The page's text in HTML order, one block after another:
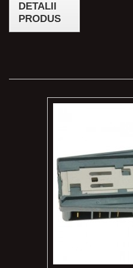
DETALII
PRODUS